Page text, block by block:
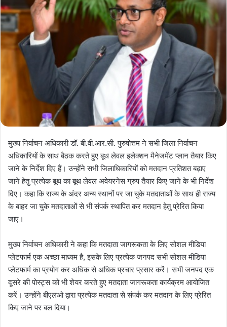
मुख्य निर्वाचन अधिकारी डॉ. बी.वी.आर.सी. पुरुषोत्तम ने सभी जिला निर्वाचन
अधिकारियों के साथ बैठक करते हुए बूथ लेवल इलेक्शन मैनेजमेंट प्लान तैयार किए
जाने के निर्देश दिए हैं। उन्होंने सभी जिलाधिकारियों को मतदान प्रतिशत बढ़ाए
जाने हेतु प्रत्येक बूथ का बूथ लेवल अवेयरनेस ग्रुप तैयार किए जाने के भी निर्देश
दिए। कहा कि राज्य के अंदर अन्य स्थानों पर जा चुके मतदाताओं के साथ ही राज्य
के बाहर जा चुके मतदाताओं से भी संपर्क स्थापित कर मतदान हेतु प्रेरित किया
जाए।
मुख्य निर्वाचन अधिकारी ने कहा कि मतदाता जागरूकता के लिए सोशल मीडिया
प्लेटफार्म एक अच्छा माध्यम है, इसके लिए प्रत्येक जनपद सभी सोशल मीडिया
प्लेटफार्म का प्रयोग कर अधिक से अधिक प्रचार प्रसार करें। सभी जनपद एक
दूसरे की पोस्ट्स को भी शेयर करते हुए मतदाता जागरूकता कार्यक्रम आयोजित
करें। उन्होंने बीएलओ द्वारा प्रत्येक मतदाता से संपर्क कर मतदान के लिए प्रेरित
किए जाने पर बल दिया।